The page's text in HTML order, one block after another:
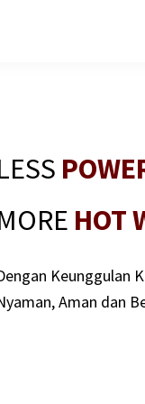
HOT
Keunggulan
Aman dan